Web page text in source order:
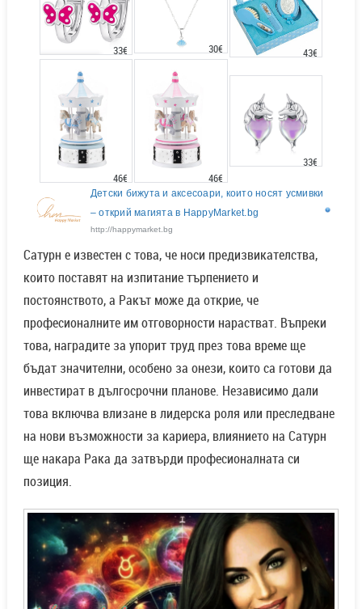
33€ 30€ 43€
46€ 46€
33€
Детски бижута и аксесоари, които носят усмивки
– открий магията в HappyMarket.bg
http://happymarket.bg
Сатурн е известен с това, че носи предизвикателства,
които поставят на изпитание търпението и
постоянството, а Ракът може да открие, че
професионалните им отговорности нарастват. Въпреки
това, наградите за упорит труд през това време ще
бъдат значителни, особено за онези, които са готови да
инвестират в дългосрочни планове. Независимо дали
това включва влизане в лидерска роля или преследване
на нови възможности за кариера, влиянието на Сатурн
ще накара Рака да затвърди професионалната си
позиция.